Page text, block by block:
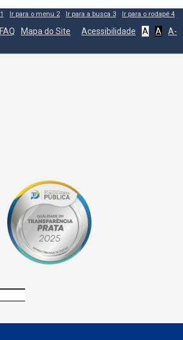
1 Ir para o menu 2 Ir para a busca 3 Ir para o rodapé 4
FAQ Mapa do Site Acessibilidade A A A-